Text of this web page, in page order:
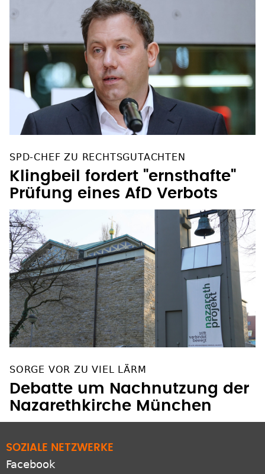
SPD-CHEF ZU RECHTSGUTACHTEN
Klingbeil fordert "ernsthafte"
Prüfung eines AfD Verbots
SORGE VOR ZU VIEL LÄRM
Debatte um Nachnutzung der
Nazarethkirche München
SOZIALE NETZWERKE
Facebook